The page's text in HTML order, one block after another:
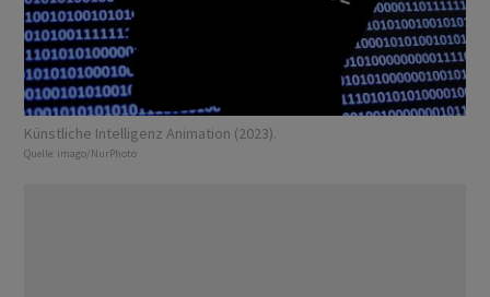
Künstliche Intelligenz Animation (2023).
Quelle: imago/NurPhoto